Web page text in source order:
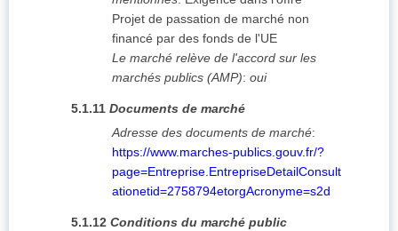
Projet de passation de marché non
financé par des fonds de l'UE
Le marché relève de l'accord sur les
marchés publics (AMP): oui
5.1.11 Documents de marché
Adresse des documents de marché:
https://www.marches-publics.gouv.fr/?
page=Entreprise.EntrepriseDetailConsult
ationetid=2758794etorgAcronyme=s2d
5.1.12 Conditions du marché public